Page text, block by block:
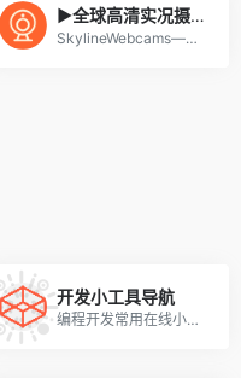
▶️全球高清实况摄像头 – 有点意思可以看看
SkylineWebcams——全球各地最美旅游景点实况摄像头！
开发小工具导航
编程开发常用在线小工具，包括时间戳生成、JSON解析、测试数据生成等等，直联是菜鸟工具。